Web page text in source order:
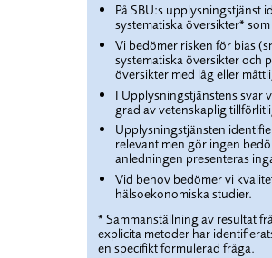
På SBU:s upplysningstjänst
systematiska översikter*
Vi bedömer risken för bias
systematiska översikter och
översikter med låg eller
I Upplysningstjänstens svar
grad av vetenskaplig
Upplysningstjänsten
relevant men gör ingen
anledningen presenteras
Vid behov bedömer vi
hälsoekonomiska studier.
* Sammanställning av resultat
explicita metoder har
en specifikt formulerad fråga.